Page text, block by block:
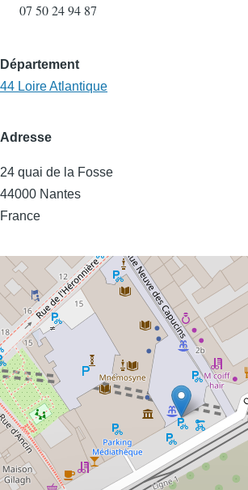
07 50 24 94 87
Département
44 Loire Atlantique
Adresse
24 quai de la Fosse
44000 Nantes
France